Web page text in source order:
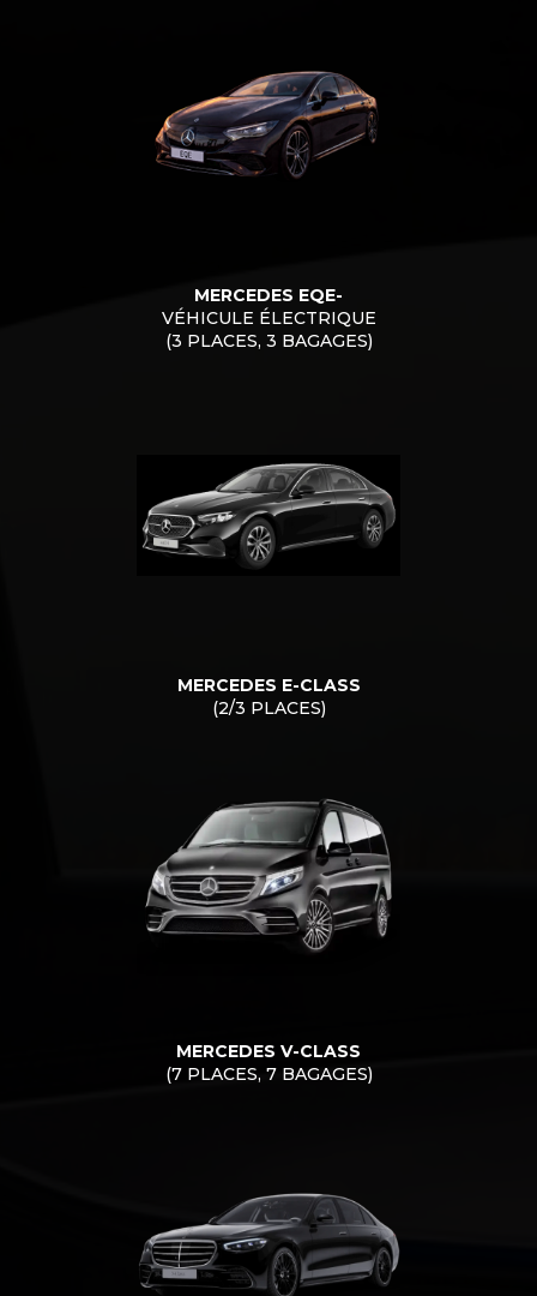
MERCEDES EQE-
VÉHICULE ÉLECTRIQUE
(3 PLACES, 3 BAGAGES)
MERCEDES E-CLASS
(2/3 PLACES)
MERCEDES V-CLASS
(7 PLACES, 7 BAGAGES)